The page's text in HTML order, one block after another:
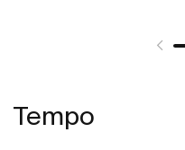
Tempo